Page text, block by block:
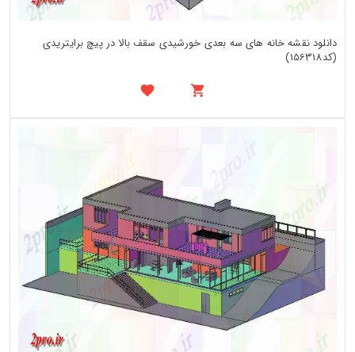
دانلود نقشه خانه های سه بعدی خورشیدی سقف بالا در پیچ برایتریدی
(کد156318)